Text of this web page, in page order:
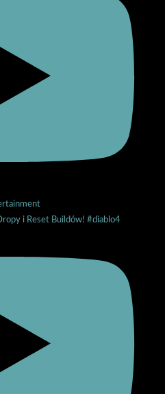
i Reset Buildów! #diablo4